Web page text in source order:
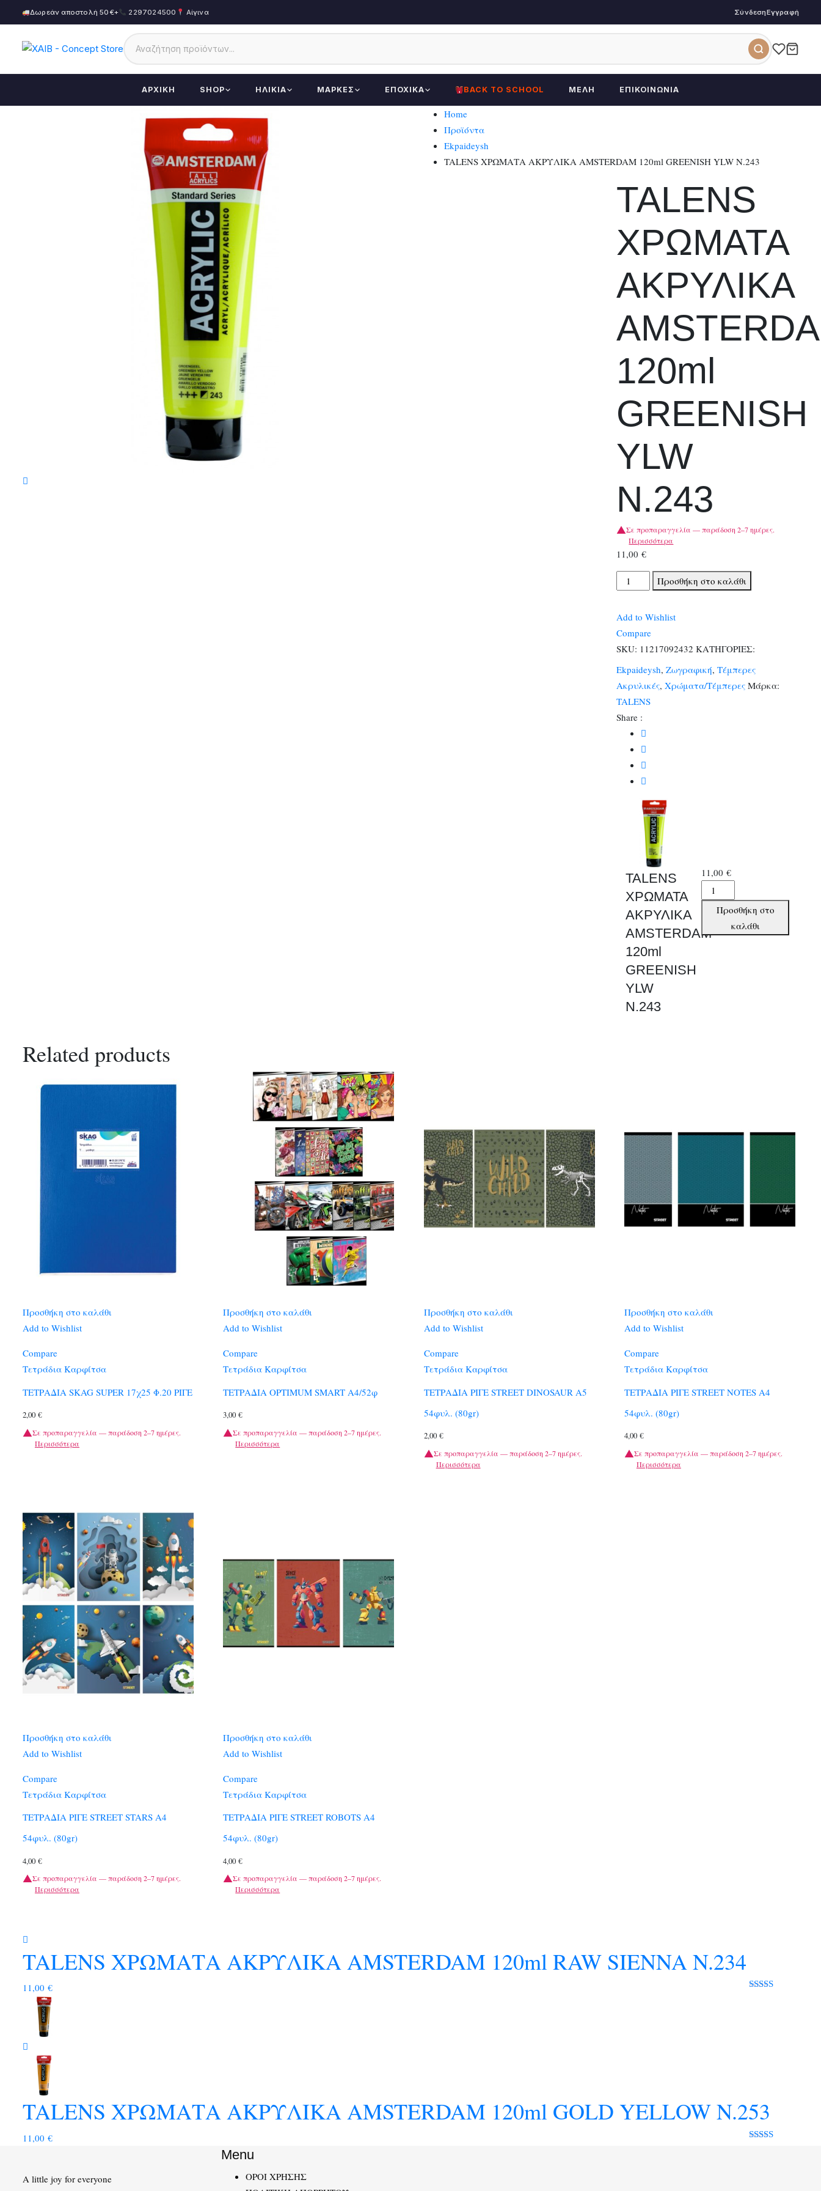
Δωρεάν αποστολή 50€+ 2297024500 Αίγινα ΣύνδεσηΕγγραφή
ΑΡΧΙΚΉ SHOP ΗΛΙΚΊΑ ΜΆΡΚΕΣ ΕΠΟΧΙΚΆ BACK TO SCHOOL ΜΈΛΗ ΕΠΙΚΟΙΝΩΝΊΑ
Home
Προϊόντα
Ekpaideysh
TALENS ΧΡΩΜΑΤΑ ΑΚΡΥΛΙΚΑ AMSTERDAM 120ml GREENISH YLW N.243
TALENS
ΧΡΩΜΑΤΑ
ΑΚΡΥΛΙΚΑ
120ml
GREENISH
YLW
N.243
Σε προπαραγγελία — παράδοση 2–7 ημέρες.
Περισσότερα
11,00€
TALENS
ΧΡΩΜΑΤΑ
120ml
YLW
N.243
ποσότητα
Προσθήκη στο καλάθι
Add to Wishlist
Compare
SKU: 11217092432 ΚΑΤΗΓΟΡΙΕΣ:
Ekpaideysh,Ζωγραφική,Τέμπερες
Ακρυλικές,Χρώματα/Τέμπερες Μάρκα:
TALENS
Share :
TALENS
ΧΡΩΜΑΤΑ
ΑΚΡΥΛΙΚΑ
AMSTERDAM
120ml
GREENISH
YLW
N.243
11,00€
TALENS
ΧΡΩΜΑΤΑ
AMSTERDAM
Προσθήκη στο
καλάθι
Related products
Προσθήκη στο καλάθι
Add to Wishlist
Compare
Τετράδια Καρφίτσα
ΤΕΤΡΑΔΙΑ SKAG SUPER 17χ25 Φ.20 ΡΙΓΕ
2,00 €
Σε προπαραγγελία — παράδοση 2–7 ημέρες.
Περισσότερα
Προσθήκη στο καλάθι
Add to Wishlist
Compare
Τετράδια Καρφίτσα
ΤΕΤΡΑΔΙΑ OPTIMUM SMART A4/52φ
3,00€
Σε προπαραγγελία — παράδοση 2–7 ημέρες.
Περισσότερα
Προσθήκη στο καλάθι
Add to Wishlist
Compare
Τετράδια Καρφίτσα
ΤΕΤΡΑΔΙΑ ΡΙΓΕ STREET DINOSAUR A5
54φυλ. (80gr)
2,00 €
Σε προπαραγγελία — παράδοση 2–7 ημέρες.
Περισσότερα
Προσθήκη στο καλάθι
Add to Wishlist
Compare
Τετράδια Καρφίτσα
ΤΕΤΡΑΔΙΑ ΡΙΓΕ STREET NOTES A4
54φυλ. (80gr)
4,00 €
Σε προπαραγγελία — παράδοση 2–7 ημέρες.
Περισσότερα
Προσθήκη στο καλάθι
Add to Wishlist
Compare
Τετράδια Καρφίτσα
ΤΕΤΡΑΔΙΑ ΡΙΓΕ STREET STARS A4
54φυλ. (80gr)
4,00 €
Σε προπαραγγελία — παράδοση 2–7 ημέρες.
Περισσότερα
Προσθήκη στο καλάθι
Add to Wishlist
Compare
Τετράδια Καρφίτσα
ΤΕΤΡΑΔΙΑ ΡΙΓΕ STREET ROBOTS A4
54φυλ. (80gr)
4,00€
Σε προπαραγγελία — παράδοση 2–7 ημέρες.
Περισσότερα
TALENS ΧΡΩΜΑΤΑ ΑΚΡΥΛΙΚΑ AMSTERDAM 120ml RAW SIENNA N.234
11,00 €
TALENS ΧΡΩΜΑΤΑ ΑΚΡΥΛΙΚΑ AMSTERDAM 120ml GOLD YELLOW N.253
11,00 €
A little joy for everyone
Menu
ΟΡΟΙ ΧΡΗΣΗΣ